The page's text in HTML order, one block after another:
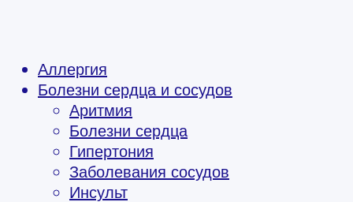
Аллергия
Болезни сердца и сосудов
Аритмия
Болезни сердца
Гипертония
Заболевания сосудов
Инсульт